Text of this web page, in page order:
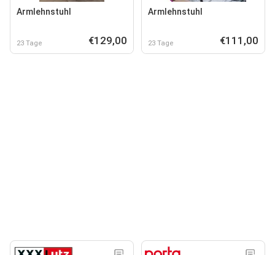
Armlehnstuhl
23 Tage €129,00
Armlehnstuhl
23 Tage €111,00